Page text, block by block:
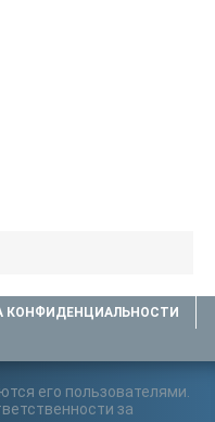
КОНФИДЕНЦИАЛЬНОСТИ
его пользователями.
за